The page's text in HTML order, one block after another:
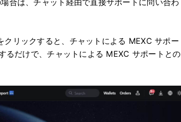
合は、チャット経由で直接サポートに問い合わ
クリックすると、チャットによる MEXC サポー
るだけで、チャットによる MEXC サポートとの